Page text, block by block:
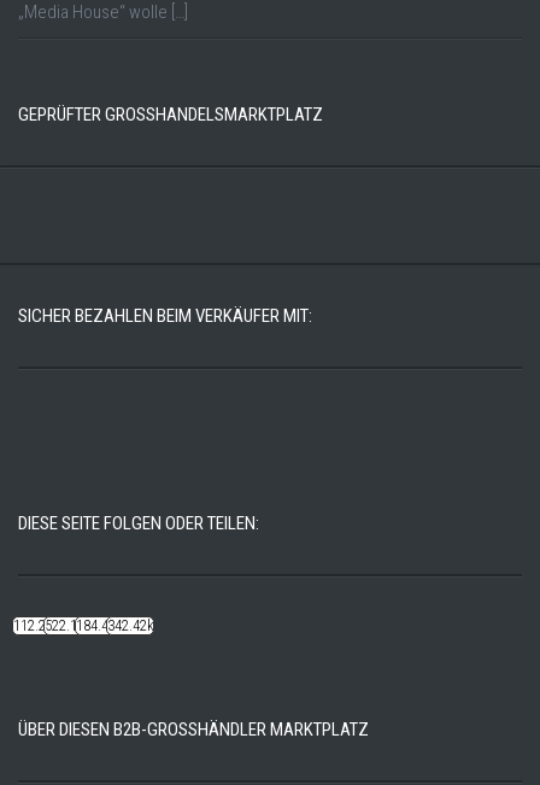
„Media House“ wolle […]
GEPRÜFTER GROSSHANDELSMARKTPLATZ
SICHER BEZAHLEN BEIM VERKÄUFER MIT:
DIESE SEITE FOLGEN ODER TEILEN:
112.22k522.14k184.48k342.42k
ÜBER DIESEN B2B-GROSSHÄNDLER MARKTPLATZ